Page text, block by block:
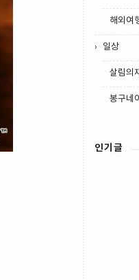
해외여
일상
살림의
봉구네
인기글